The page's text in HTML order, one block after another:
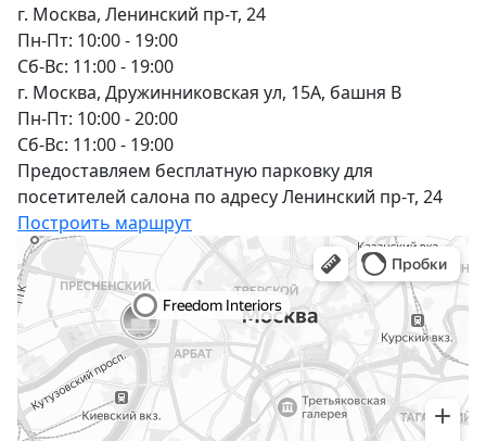
г. Москва, Ленинский пр-т, 24
Пн-Пт: 10:00 - 19:00
Сб-Вс: 11:00 - 19:00
г. Москва, Дружинниковская ул, 15А, башня В
Пн-Пт: 10:00 - 20:00
Сб-Вс: 11:00 - 19:00
Предоставляем бесплатную парковку для
посетителей салона по адресу Ленинский пр-т, 24
Построить маршрут